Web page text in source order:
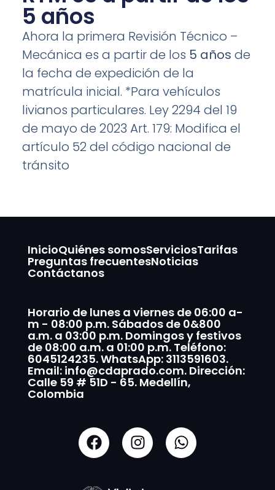
5 años
Ahora la primera Revisión Técnico –
Mecánica es a partir de los 5 años de
la fecha de expedición de la
matrícula inicial. *Para vehículos
livianos particulares. Ley 2294 del 19
de mayo de 2023 Art. 179: Modifica el
artículo 52 del código nacional de
tránsito
InicioQuiénes somosServiciosTarifas
Preguntas frecuentesNoticias
Contáctanos
Horario de lunes a viernes de 06:00 a-
m - 08:00 p.m. Sábados de 0&800
a.m. a 03:00 p.m. Domingos y festivos
de 08:00 a.m. a 01:00 p.m. Teléfono:
6045124235. WhatsApp: 3113591603.
Email: info@cdaprado.com. Dirección:
Calle 59 # 51D - 65. Medellín,
Colombia